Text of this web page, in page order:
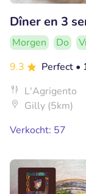
Dîner en 3
Morgen Do
9.3
Perfect •
L'Agrigento
Gilly (5km)
Verkocht: 57